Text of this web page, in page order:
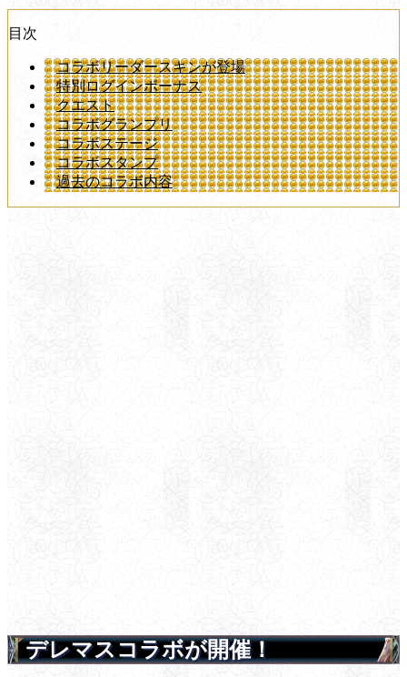
目次
コラボリーダースキンが登場
特別ログインボーナス
クエスト
コラボグランプリ
コラボステージ
コラボスタンプ
過去のコラボ内容
デレマスコラボが開催！